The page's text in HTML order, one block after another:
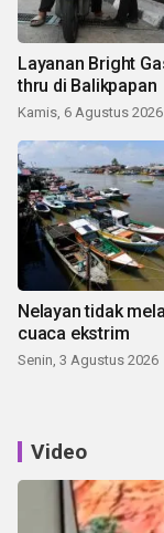
Layanan Bright
thru di Balikpapan
Kamis, 6 Agustus 2026
Nelayan tidak
cuaca ekstrim
Senin, 3 Agustus 2026
Video